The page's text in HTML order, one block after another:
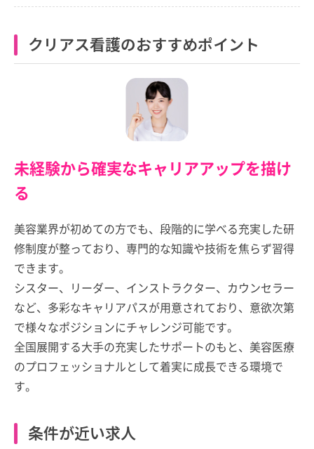
クリアス看護のおすすめポイント
未経験から確実なキャリアアップを描け
る
美容業界が初めての方でも、段階的に学べる充実した研
修制度が整っており、専門的な知識や技術を焦らず習得
できます。
シスター、リーダー、インストラクター、カウンセラー
など、多彩なキャリアパスが用意されており、意欲次第
で様々なポジションにチャレンジ可能です。
全国展開する大手の充実したサポートのもと、美容医療
のプロフェッショナルとして着実に成長できる環境で
す。
条件が近い求人